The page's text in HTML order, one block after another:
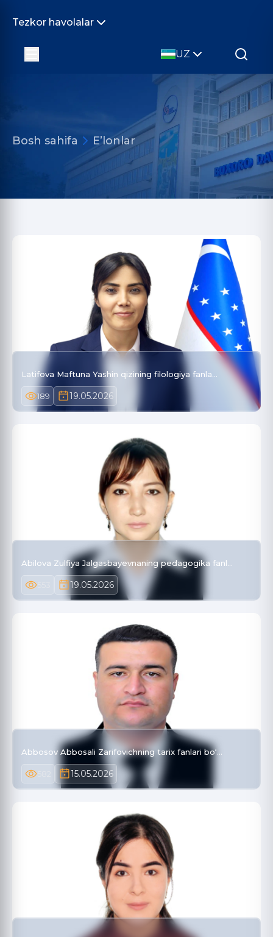
Tezkor havolalar
UZ
Bosh sahifa E’lonlar
Latifova Maftuna Yashin qizining filologiya fanla…
189 19.05.2026
Abilova Zulfiya Jalgasbayevnaning pedagogika fanl…
19.05.2026
Abbosov Abbosali Zarifovichning tarix fanlari bo‘…
15.05.2026